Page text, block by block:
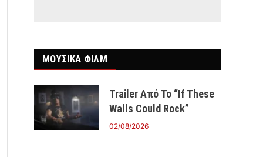
ΜΟΥΣΙΚΑ ΦΙΛΜ
Trailer Από Το “If These
Walls Could Rock”
02/08/2026